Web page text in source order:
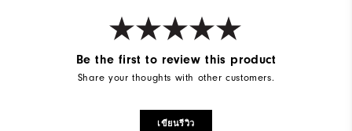
Be the first to review this product
Share your thoughts with other customers.
เขียนรีวิว